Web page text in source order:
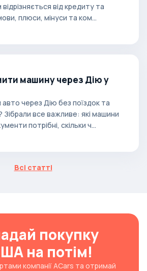
від кредиту та
плюси, мінуси та ком...
машину через Дію у
через Дію без поїздок та
Зібрали все важливе: які машини
потрібні, скільки ч...
Всі статті
покупку
на потім!
компанії ACars та отримай